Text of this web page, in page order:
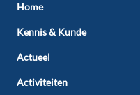
Home
Kennis & Kunde
Actueel
Activiteiten